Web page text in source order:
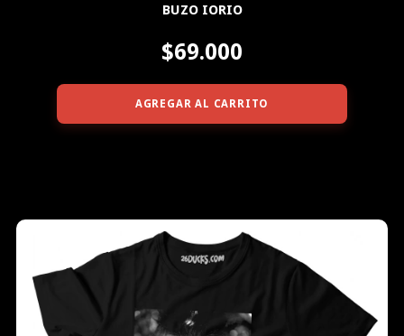
BUZO IORIO
$69.000
AGREGAR AL CARRITO